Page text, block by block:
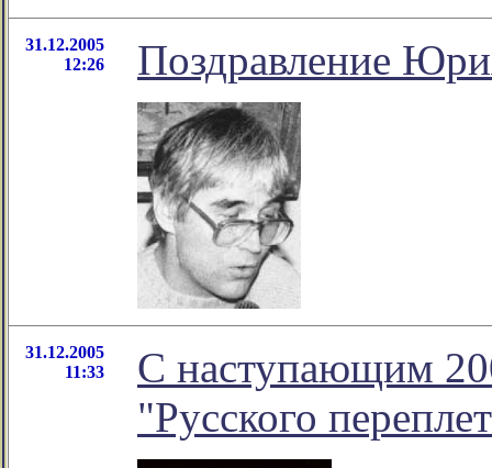
31.12.2005
12:26
Поздравление
31.12.2005
11:33
С наступающим
"Русского